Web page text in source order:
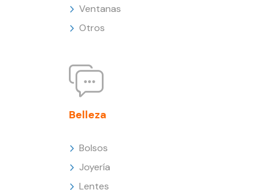
Ventanas
Otros
Belleza
Bolsos
Joyería
Lentes